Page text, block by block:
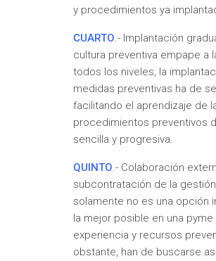
y procedimientos ya
CUARTO.- Implantación
cultura preventiva empape a
todos los niveles, la
medidas preventivas ha de
facilitando el aprendizaje de
procedimientos preventivos
sencilla y progresiva.
QUINTO.- Colaboración
subcontratación de la
solamente no es una opción
la mejor posible en una
experiencia y recursos
obstante, han de buscarse